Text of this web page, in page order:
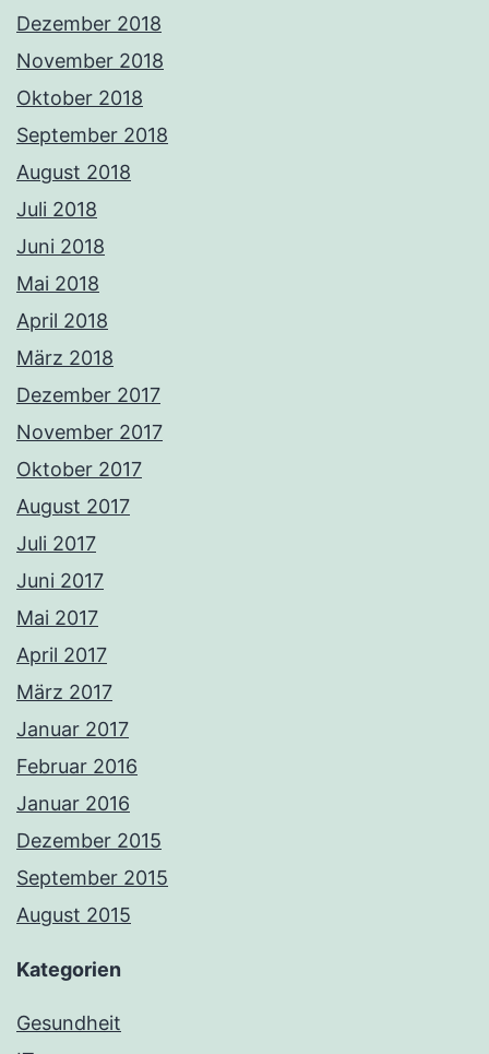
Dezember 2018
November 2018
Oktober 2018
September 2018
August 2018
Juli 2018
Juni 2018
Mai 2018
April 2018
März 2018
Dezember 2017
November 2017
Oktober 2017
August 2017
Juli 2017
Juni 2017
Mai 2017
April 2017
März 2017
Januar 2017
Februar 2016
Januar 2016
Dezember 2015
September 2015
August 2015
Kategorien
Gesundheit